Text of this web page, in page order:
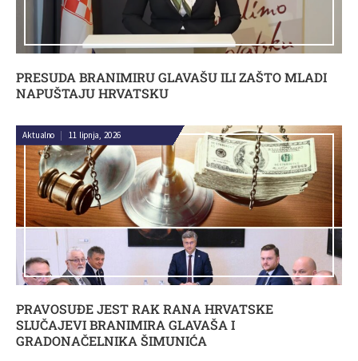
PRESUDA BRANIMIRU GLAVAŠU ILI ZAŠTO MLADI
NAPUŠTAJU HRVATSKU
PRAVOSUĐE JEST RAK RANA HRVATSKE
SLUČAJEVI BRANIMIRA GLAVAŠA I
GRADONAČELNIKA ŠIMUNIĆA
Aktualno | 11 lipnja, 2026